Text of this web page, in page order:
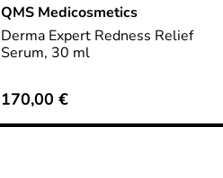
QMS Medicosmetics
Derma Expert Redness Relief
Serum, 30 ml
170,00 €